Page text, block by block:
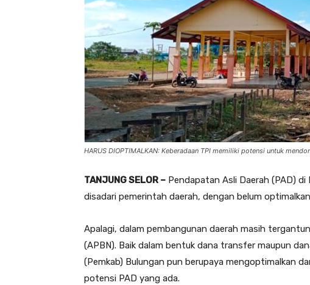
HARUS DIOPTIMALKAN: Keberadaan TPI memiliki potensi untuk
TANJUNG SELOR – Pendapatan Asli Daerah (PAD)
disadari pemerintah daerah, dengan belum
Apalagi, dalam pembangunan daerah masih
(APBN). Baik dalam bentuk dana transfer maupun
(Pemkab) Bulungan pun berupaya mengoptimalkan
potensi PAD yang ada.